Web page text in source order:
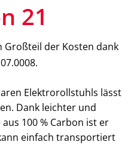
21
Großteil der Kosten dank
Elektrorollstuhls lässt
Dank leichter und
100 % Carbon ist er
einfach transportiert